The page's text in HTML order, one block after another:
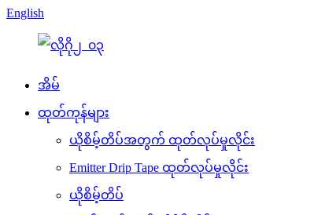
English
အိမ်
ထုတ်ကုန်များ
ယိုစိမ့်တိပ်အတွက် ထုတ်လုပ်မှုလိုင်း
Emitter Drip Tape ထုတ်လုပ်မှုလိုင်း
ယိုစိမ့်တိပ်